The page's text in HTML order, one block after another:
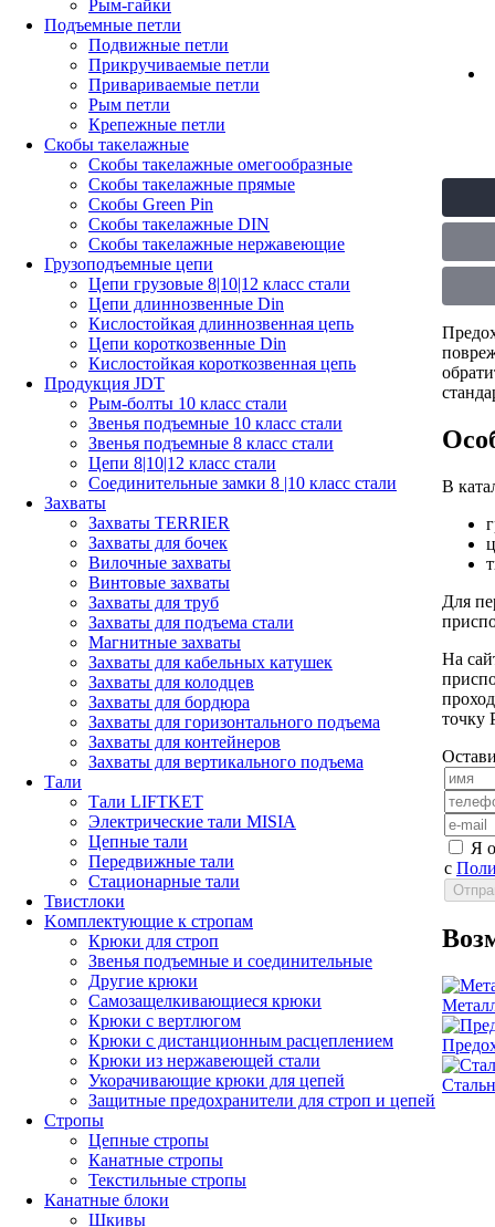
Рым-гайки
Подъемные петли
Подвижные петли
Прикручиваемые петли
Привариваемые петли
Рым петли
Крепежные петли
Скобы такелажные
Скобы такелажные омегообразные
Скобы такелажные прямые
Скобы Green Pin
Скобы такелажные DIN
Скобы такелажные нержавеющие
Грузоподъемные цепи
Цепи грузовые 8|10|12 класс стали
Цепи длиннозвенные Din
Кислостойкая длиннозвенная цепь
Цепи короткозвенные Din
Кислостойкая короткозвенная цепь
Продукция JDT
Рым-болты 10 класс стали
Звенья подъемные 10 класс стали
Звенья подъемные 8 класс стали
Цепи 8|10|12 класс стали
Соединительные замки 8 |10 класс стали
Захваты
Захваты TERRIER
Захваты для бочек
Вилочные захваты
Винтовые захваты
Захваты для труб
Захваты для подъема стали
Магнитные захваты
Захваты для кабельных катушек
Захваты для колодцев
Захваты для бордюра
Захваты для горизонтального подъема
Захваты для контейнеров
Захваты для вертикального подъема
Тали
Тали LIFTKET
Электрические тали MISIA
Цепные тали
Передвижные тали
Стационарные тали
Твистлоки
Kомплектующие к стропам
Крюки для строп
Звенья подъемные и соединительные
Другие крюки
Самозащелкивающиеся крюки
Крюки с вертлюгом
Крюки с дистанционным расцеплением
Крюки из нержавеющей стали
Укорачивающие крюки для цепей
Защитные предохранители для строп и цепей
Стропы
Цепные стропы
Канатные стропы
Текстильные стропы
Канатные блоки
Шкивы
В
Для
На
точку
Я
с